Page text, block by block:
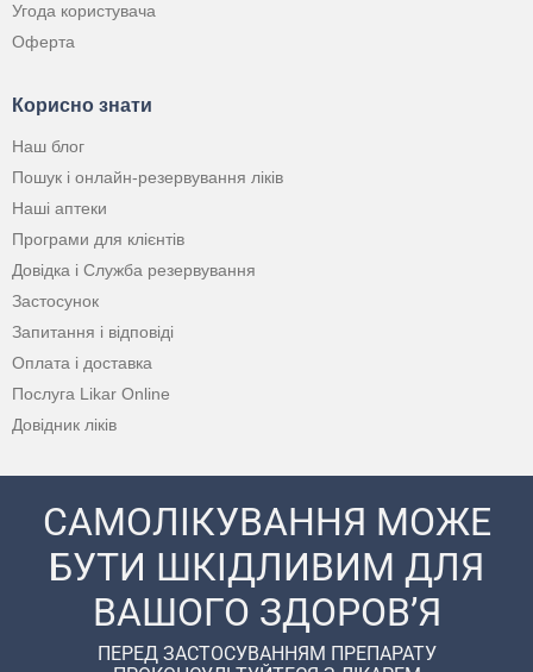
Угода користувача
Оферта
Корисно знати
Наш блог
Пошук і онлайн-резервування ліків
Наші аптеки
Програми для клієнтів
Довідка і Служба резервування
Застосунок
Запитання і відповіді
Оплата і доставка
Послуга Likar Online
Довідник ліків
САМОЛІКУВАННЯ МОЖЕ
БУТИ ШКІДЛИВИМ ДЛЯ
ВАШОГО ЗДОРОВ’Я
ПЕРЕД ЗАСТОСУВАННЯМ ПРЕПАРАТУ